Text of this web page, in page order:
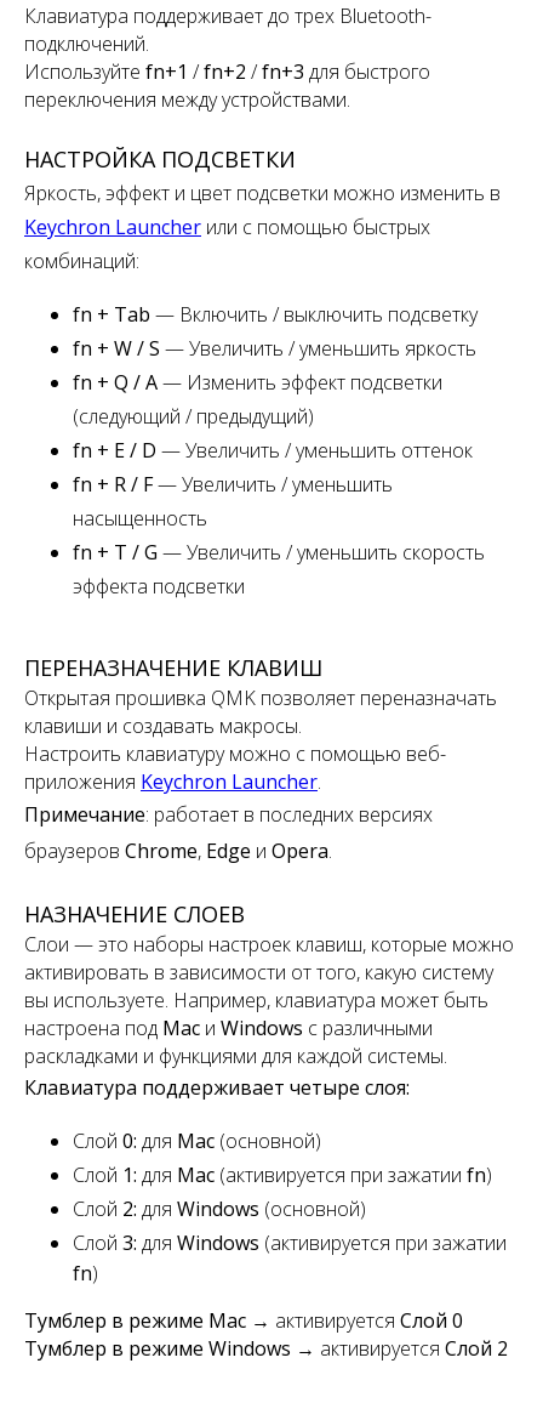
Клавиатура поддерживаетдо трех Bluetooth-
подключений.
Используйте fn+1 /fn+2 /fn+3 для быстрого
переключения между устройствами.
НАСТРОЙКА ПОДСВЕТКИ
Яркость, эффект и цвет подсветки можно изменить в
Keychron Launcher или с помощью быстрых
комбинаций:
fn + Tab — Включить / выключить подсветку
fn + W / S — Увеличить / уменьшить яркость
fn + Q / A— Изменить эффект подсветки
(следующий / предыдущий)
fn + E / D — Увеличить / уменьшить оттенок
fn + R / F— Увеличить / уменьшить
насыщенность
fn + T / G — Увеличить / уменьшить скорость
эффекта подсветки
ПЕРЕНАЗНАЧЕНИЕ КЛАВИШ
Открытая прошивка QMK позволяет переназначать
клавиши и создавать макросы.
Настроить клавиатуру можно с помощью веб-
приложения Keychron Launcher.
Примечание: работает в последних версиях
браузеров Chrome, Edge и Opera.
НАЗНАЧЕНИЕ СЛОЕВ
Слои — это наборы настроек клавиш, которые можно
активировать в зависимости от того, какую систему
вы используете. Например, клавиатура может быть
настроена под Mac и Windows с различными
раскладками и функциями для каждой системы.
Клавиатура поддерживает четыре слоя:
Слой 0: для Mac (основной)
Слой 1: для Mac (активируется при зажатии fn)
Слой 2: для Windows (основной)
Слой 3: для Windows (активируется при зажатии
fn)
Тумблер в режиме Mac → активируется Слой 0
Тумблер в режиме Windows → активируется Слой 2